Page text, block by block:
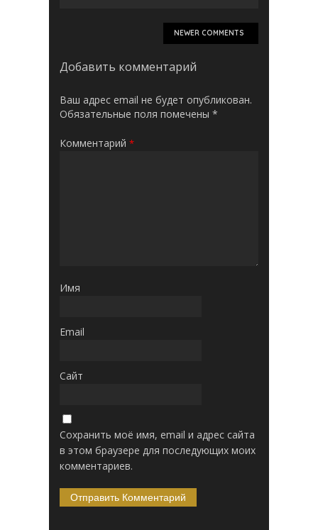
NEWER COMMENTS
Добавить комментарий
Ваш адрес email не будет опубликован.
Обязательные поля помечены *
Комментарий *
Имя
Email
Сайт
Сохранить моё имя, email и адрес сайта
в этом браузере для последующих моих
комментариев.